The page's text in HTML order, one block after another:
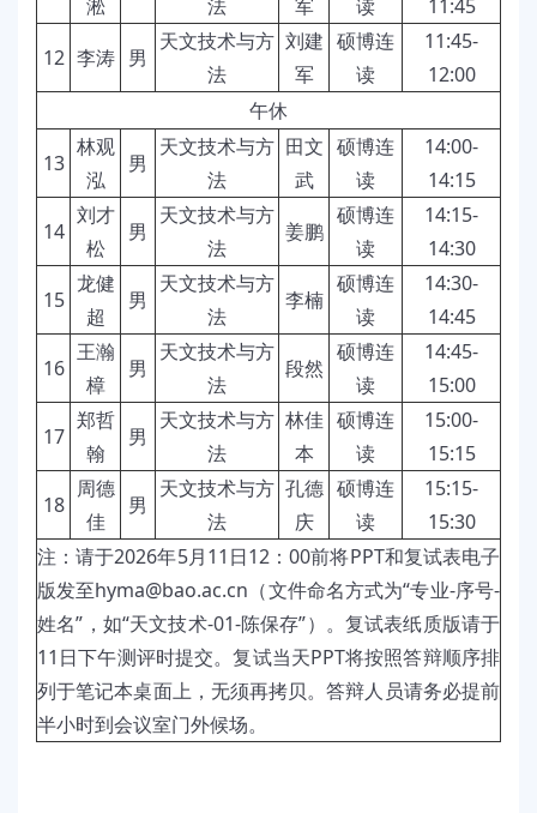
淞
法
军
读
11:45
12 李涛 男
天文技术与方
法
刘建
军
硕博连
读
11:45-
12:00
午休
13
林观
泓
男
天文技术与方
法
田文
武
硕博连
读
14:00-
14:15
14
刘才
松
男
天文技术与方
法
姜鹏
硕博连
读
14:15-
14:30
15
龙健
超
男
天文技术与方
法
李楠
硕博连
读
14:30-
14:45
16
王瀚
樟
男
天文技术与方
法
段然
硕博连
读
14:45-
15:00
17
郑哲
翰
男
天文技术与方
法
林佳
本
硕博连
读
15:00-
15:15
18
周德
佳
男
天文技术与方
法
孔德
庆
硕博连
读
15:15-
15:30
注：请于2026年5月11 日12 ：00前将PPT和复试表电子
版发至hyma@bao.ac.cn （文件命名方式为“专业-序号-
姓名”，如“天文技术-01-陈保存”）。复试表纸质版请于
11日下午测评时提交。复试当天PPT将按照答辩顺序排
列于笔记本桌面上，无须再拷贝。答辩人员请务必提前
半小时到会议室门外候场。